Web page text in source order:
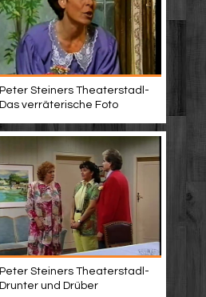
Peter Steiners Theaterstadl-
Das verräterische Foto
Peter Steiners Theaterstadl-
Drunter und Drüber